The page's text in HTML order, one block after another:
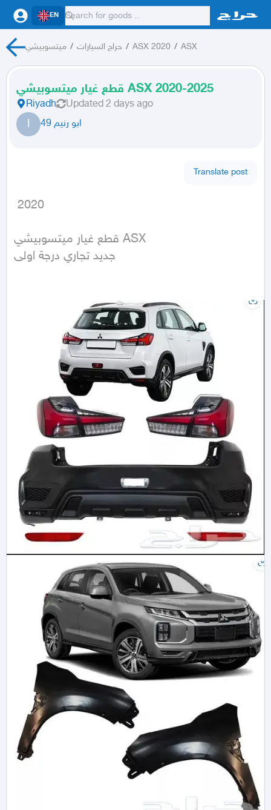
EN
ميتسوبيشي / حراج السيارات / ASX 2020 / ASX
قطع غيار ميتسوبيشي ASX 2020-2025
Riyadh Updated 2 days ago
ا ابو رنيم 49
Translate post
2020
قطع غيار ميتسوبيشي ASX
جديد تجاري درجة اولى